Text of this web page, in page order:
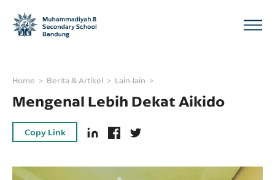
Home Berita & Artikel Lain-lain
Mengenal Lebih Dekat Aikido
Copy Link